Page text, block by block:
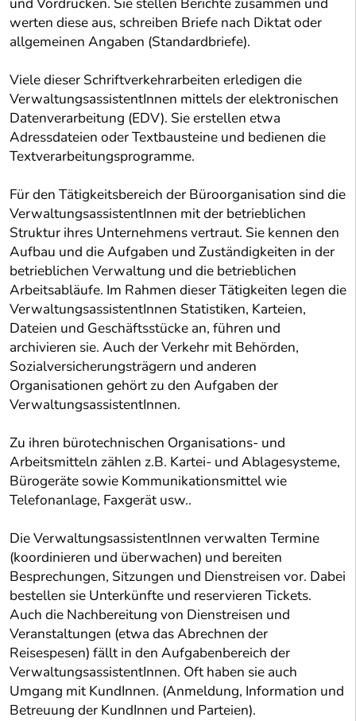
und Vordrucken. Sie stellen Berichte zusammen und
werten diese aus, schreiben Briefe nach Diktat oder
allgemeinen Angaben (Standardbriefe).
Viele dieser Schriftverkehrarbeiten erledigen die
VerwaltungsassistentInnen mittels der elektronischen
Datenverarbeitung (EDV). Sie erstellen etwa
Adressdateien oder Textbausteine und bedienen die
Textverarbeitungsprogramme.
Für den Tätigkeitsbereich der Büroorganisation sind die
VerwaltungsassistentInnen mit der betrieblichen
Struktur ihres Unternehmens vertraut. Sie kennen den
Aufbau und die Aufgaben und Zuständigkeiten in der
betrieblichen Verwaltung und die betrieblichen
Arbeitsabläufe. Im Rahmen dieser Tätigkeiten legen die
VerwaltungsassistentInnen Statistiken, Karteien,
Dateien und Geschäftsstücke an, führen und
archivieren sie. Auch der Verkehr mit Behörden,
Sozialversicherungsträgern und anderen
Organisationen gehört zu den Aufgaben der
VerwaltungsassistentInnen.
Zu ihren bürotechnischen Organisations- und
Arbeitsmitteln zählen z.B. Kartei- und Ablagesysteme,
Bürogeräte sowie Kommunikationsmittel wie
Telefonanlage, Faxgerät usw..
Die VerwaltungsassistentInnen verwalten Termine
(koordinieren und überwachen) und bereiten
Besprechungen, Sitzungen und Dienstreisen vor. Dabei
bestellen sie Unterkünfte und reservieren Tickets.
Auch die Nachbereitung von Dienstreisen und
Veranstaltungen (etwa das Abrechnen der
Reisespesen) fällt in den Aufgabenbereich der
VerwaltungsassistentInnen. Oft haben sie auch
Umgang mit KundInnen. (Anmeldung, Information und
Betreuung der KundInnen und Parteien).